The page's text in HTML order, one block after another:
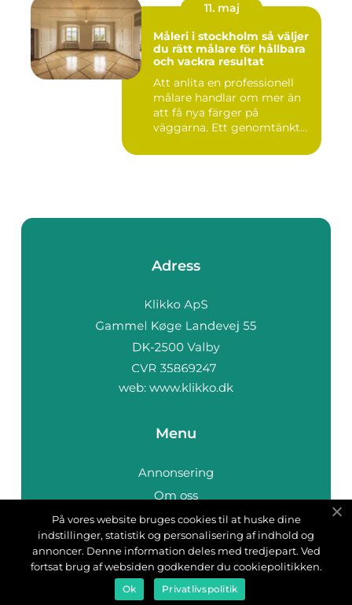
11. maj
Måleri i stockholm så väljer
du rätt målare för hållbara
och vackra resultat
Att anlita en professionell
målare handlar om mer än
att få nya färger på
väggarna. Ett genomtänkt
Adress
web: www.klikko.dk
Menu
Annonsering
Om oss
Cookies
Kontakta oss
Sitemap
På vores website bruges cookies til at huske dine
indstillinger, statistik og personalisering af indhold og
annoncer. Denne information deles med tredjepart. Ved
fortsat brug af websiden godkender du cookiepolitikken.
Ok Privatlivspolitik